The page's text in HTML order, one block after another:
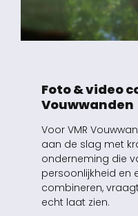
Foto & video
Vouwwanden
Voor VMR
aan de slag met
onderneming die
persoonlijkheid en
combineren,
echt laat zien.